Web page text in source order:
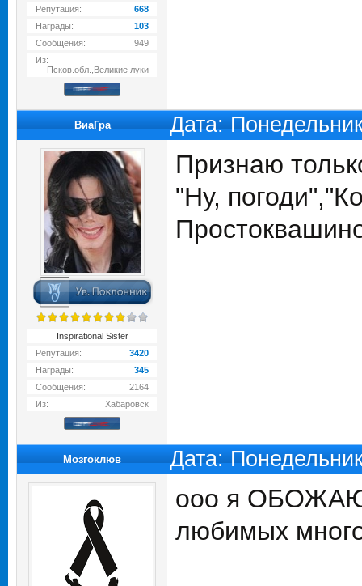
Репутация:
668
Награды:
103
Сообщения:
949
Из:
Псков.обл.,Великие луки
ВиаГра Дата:
Inspirational Sister
Репутация:
3420
Награды:
345
Сообщения:
2164
Из:
Хабаровск
Признаю
"Ну,
Мозгоклюв Дата:
ооо я
любимых